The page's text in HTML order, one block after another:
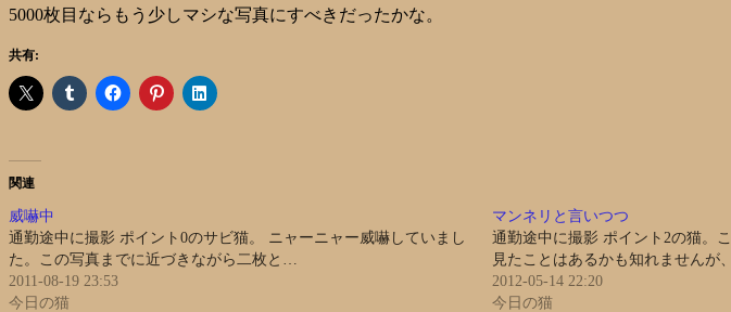
5000枚目ならもう少しマシな写真にすべきだったかな。
共有:
関連
威嚇中
通勤途中に撮影 ポイント0のサビ猫。 ニャーニャー威嚇していまし
た。この写真までに近づきながら二枚と…
2011-08-19 23:53
今日の猫
マンネリと言いつつ
通勤途中に撮影 ポイント2の猫。
見たことはあるかも知れませんが
2012-05-14 22:20
今日の猫